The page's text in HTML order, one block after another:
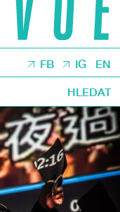
FB IG EN
HLEDAT